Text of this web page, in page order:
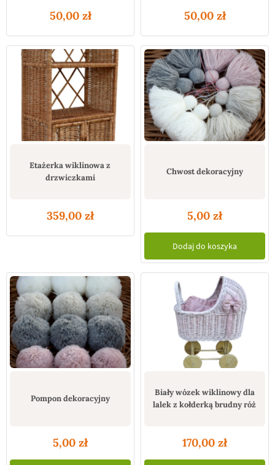
50,00 zł 50,00 zł
Etażerka wiklinowa z
drzwiczkami
359,00 zł
Chwost dekoracyjny
5,00 zł
Dodaj do koszyka
Pompon dekoracyjny
5,00 zł
Biały wózek wiklinowy dla
lalek z kołderką brudny róż
170,00 zł